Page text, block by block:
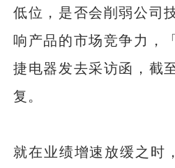
低位，是否会削弱公司
响产品的市场竞争力，
捷电器发去采访函，截
复。
就在业绩增速放缓之时